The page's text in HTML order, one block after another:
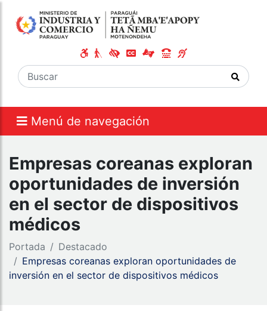
Menú de navegación
Empresas coreanas exploran
oportunidades de inversión
en el sector de dispositivos
médicos
Portada
Destacado
Empresas coreanas exploran oportunidades de
inversión en el sector de dispositivos médicos